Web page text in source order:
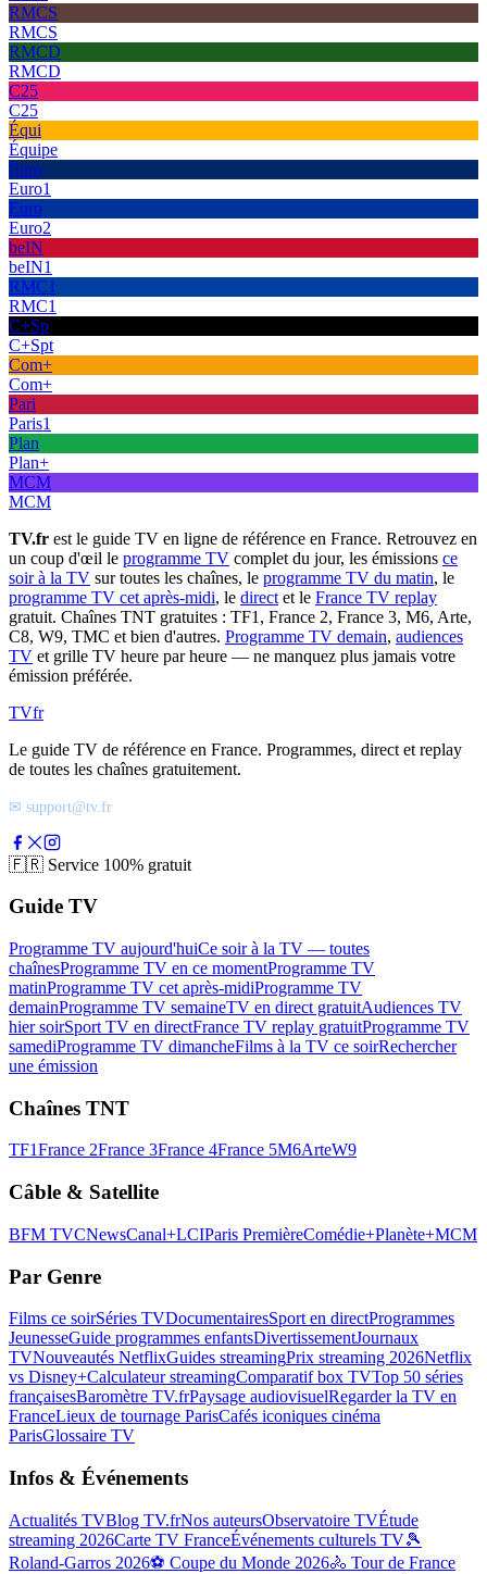
RMCS
RMCS
RMCD
RMCD
C25
C25
Équi
Équipe
Euro
Euro1
Euro
Euro2
beIN
beIN1
RMC1
RMC1
C+Sp
C+Spt
Com+
Com+
Pari
Paris1
Plan
Plan+
MCM
MCM
TV.fr est le guide TV en ligne de référence en France. Retrouvez en
un coup d'œil le programme TV complet du jour, les émissions ce
soir à la TV sur toutes les chaînes, le programme TV du matin, le
programme TV cet après-midi, le direct et le France TV replay
gratuit. Chaînes TNT gratuites : TF1, France 2, France 3, M6, Arte,
C8, W9, TMC et bien d'autres. Programme TV demain, audiences
TV et grille TV heure par heure — ne manquez plus jamais votre
émission préférée.
TVfr
Le guide TV de référence en France. Programmes, direct et replay
de toutes les chaînes gratuitement.
✉ support@tv.fr
🇫🇷 Service 100% gratuit
Guide TV
Programme TV aujourd'huiCe soir à la TV — toutes
chaînesProgramme TV en ce momentProgramme TV
matinProgramme TV cet après-midiProgramme TV
demainProgramme TV semaineTV en direct gratuitAudiences TV
hier soirSport TV en directFrance TV replay gratuitProgramme TV
samediProgramme TV dimancheFilms à la TV ce soirRechercher
une émission
Chaînes TNT
TF1France 2France 3France 4France 5M6ArteW9
Câble & Satellite
BFM TVCNewsCanal+LCIParis PremièreComédie+Planète+MCM
Par Genre
Films ce soirSéries TVDocumentairesSport en directProgrammes
JeunesseGuide programmes enfantsDivertissementJournaux
TVNouveautés NetflixGuides streamingPrix streaming 2026Netflix
vs Disney+Calculateur streamingComparatif box TVTop 50 séries
françaisesBaromètre TV.frPaysage audiovisuelRegarder la TV en
FranceLieux de tournage ParisCafés iconiques cinéma
ParisGlossaire TV
Infos & Événements
Actualités TVBlog TV.frNos auteursObservatoire TVÉtude
streaming 2026Carte TV FranceÉvénements culturels TV🎾
Roland-Garros 2026⚽ Coupe du Monde 2026🚴 Tour de France